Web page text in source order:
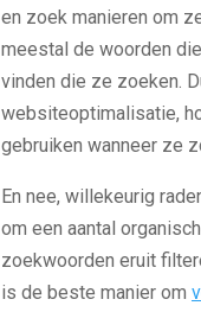
en zoek manieren om
meestal de woorden
vinden die ze zoeken.
websiteoptimalisatie,
gebruiken wanneer ze
En nee, willekeurig
om een aantal
zoekwoorden eruit
is de beste manier om